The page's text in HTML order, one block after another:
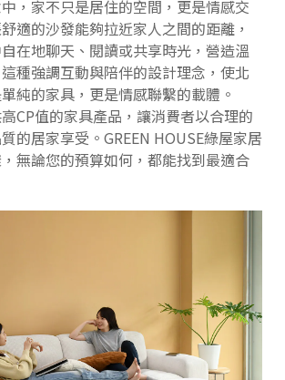
，家不只是居住的空間，更是情感交
適的沙發能夠拉近家人之間的距離，
在地聊天、閱讀或共享時光，營造溫
種強調互動與陪伴的設計理念，使北
純的家具，更是情感聯繫的載體。
CP值的家具產品，讓消費者以合理的
的居家享受。GREEN HOUSE綠屋家居
無論您的預算如何，都能找到最適合